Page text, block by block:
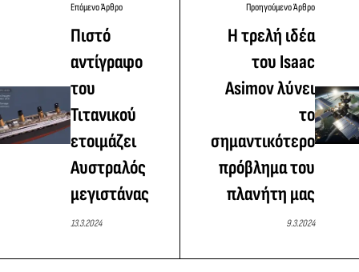
Επόμενο Άρθρο
Πιστό
αντίγραφο
του
Τιτανικού
ετοιμάζει
Αυστραλός
μεγιστάνας
13.3.2024
Προηγούμενο Άρθρο
Η τρελή ιδέα
του Isaac
Asimov λύνει
το
σημαντικότερο
πρόβλημα του
πλανήτη μας
9.3.2024